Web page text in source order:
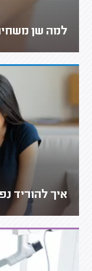
למה שן
איך להוריד